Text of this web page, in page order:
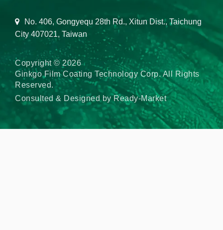
No. 406, Gongyequ 28th Rd., Xitun Dist., Taichung
City 407021, Taiwan
Copyright © 2026
Ginkgo Film Coating Technology Corp.All Rights
Reserved.
Consulted & Designed byReady-Market